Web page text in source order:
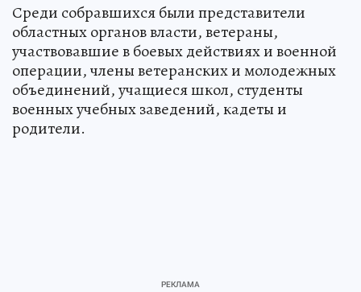
Среди собравшихся были представители
областных органов власти, ветераны,
участвовавшие в боевых действиях и военной
операции, члены ветеранских и молодежных
объединений, учащиеся школ, студенты
военных учебных заведений, кадеты и
родители.